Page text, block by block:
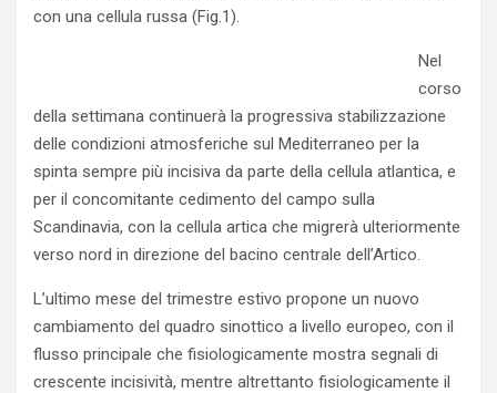
con una cellula russa (Fig.1).
Nel
corso
della settimana continuerà la progressiva stabilizzazione
delle condizioni atmosferiche sul Mediterraneo per la
spinta sempre più incisiva da parte della cellula atlantica, e
per il concomitante cedimento del campo sulla
Scandinavia, con la cellula artica che migrerà ulteriormente
verso nord in direzione del bacino centrale dell’Artico.
L’ultimo mese del trimestre estivo propone un nuovo
cambiamento del quadro sinottico a livello europeo, con il
flusso principale che fisiologicamente mostra segnali di
crescente incisività, mentre altrettanto fisiologicamente il